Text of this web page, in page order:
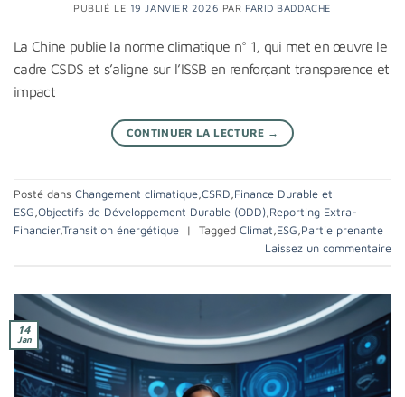
PUBLIÉ LE 19 JANVIER 2026 PAR FARID BADDACHE
La Chine publie la norme climatique n° 1, qui met en œuvre le
cadre CSDS et s’aligne sur l’ISSB en renforçant transparence et
impact
CONTINUER LA LECTURE →
Posté dans Changement climatique,CSRD,Finance Durable et
ESG,Objectifs de Développement Durable (ODD),Reporting Extra-
Financier,Transition énergétique | Tagged Climat,ESG,Partie prenante
Laissez un commentaire
14
Jan